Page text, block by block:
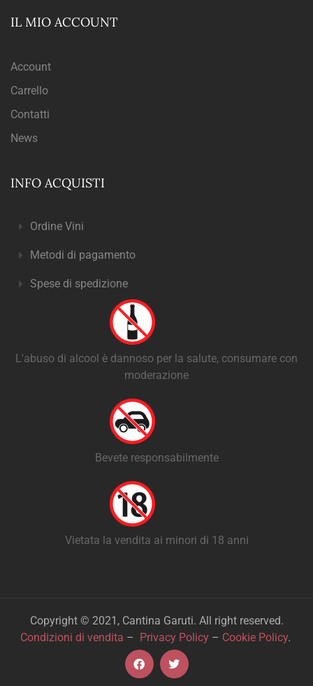
IL MIO ACCOUNT
Account
Carrello
Contatti
News
INFO ACQUISTI
Ordine Vini
Metodi di pagamento
Spese di spedizione
L'abuso di alcool è dannoso per la salute, consumare con
moderazione
Bevete responsabilmente
Vietata la vendita ai minori di 18 anni
Copyright © 2021, Cantina Garuti. All right reserved.
Condizioni di vendita – Privacy Policy– Cookie Policy.